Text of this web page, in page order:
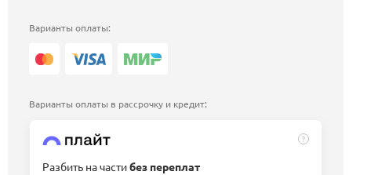
Варианты оплаты:
Варианты оплаты в рассрочку и кредит:
?
Разбить на частибез переплат